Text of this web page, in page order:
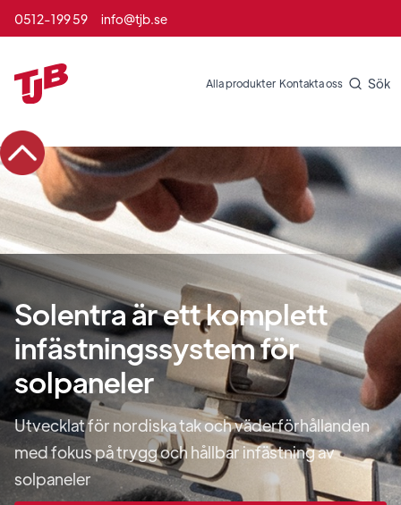
0512-199 59 info@tjb.se
Alla produkter Kontakta oss Sök
Solentra är ett komplett
infästningssystem för
solpaneler
Utvecklat för nordiska tak och väderförhållanden
med fokus på trygg och hållbar infästning av
solpaneler